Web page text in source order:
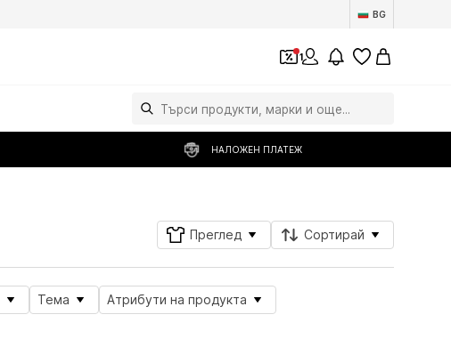
BG
1
НАЛОЖЕН ПЛАТЕЖ
Преглед Сортирай
Тема
Атрибути на продукта